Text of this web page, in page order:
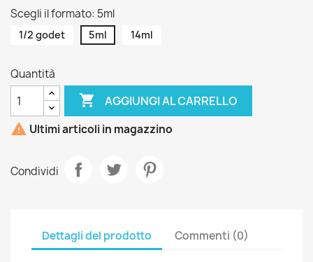
Scegli il formato: 5ml
1/2 godet 5ml 14ml
Quantità
 AGGIUNGI AL CARRELLO
 Ultimi articoli in magazzino
Condividi
Dettagli del prodotto Commenti (0)